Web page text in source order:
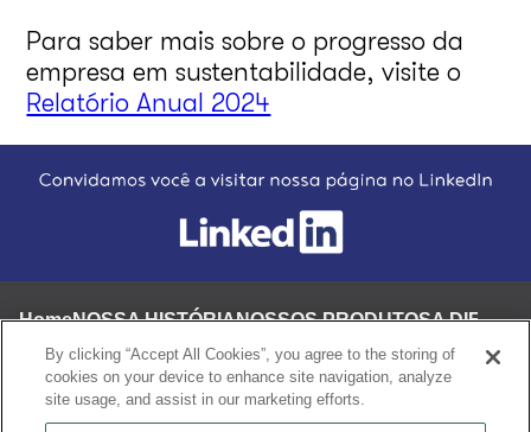
Para saber mais sobre o progresso da
empresa em sustentabilidade, visite o
Relatório Anual 2024
Footer
HomeNOSSA HISTÓRIANOSSOS PRODUTOSA
Política de privacidade
By clicking “Accept All Cookies”, you agree to the storing of
cookies on your device to enhance site navigation, analyze
site usage, and assist in our marketing efforts.